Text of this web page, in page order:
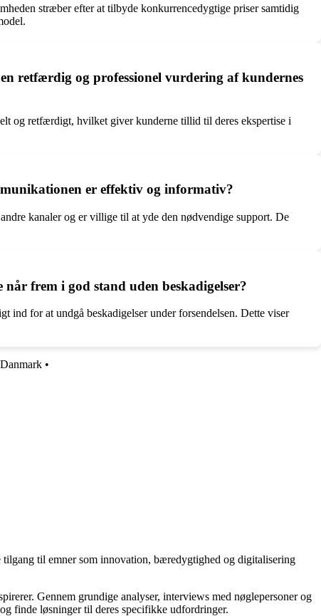
stræber efter at tilbyde konkurrencedygtige priser samtidig
retfærdig og professionel vurdering af kundernes
og retfærdigt, hvilket giver kunderne tillid til deres ekspertise i
er effektiv og informativ?
kanaler og er villige til at yde den nødvendige support. De
frem i god stand uden beskadigelser?
ind for at undgå beskadigelser under forsendelsen. Dette viser
•
til emner som innovation, bæredygtighed og digitalisering
Gennem grundige analyser, interviews med nøglepersoner og
finde løsninger til deres specifikke udfordringer.